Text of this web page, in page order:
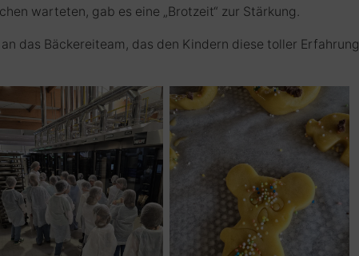
warteten, gab es eine „Brotzeit“ zur Stärkung.
das Bäckereiteam, das den Kindern diese toller Erfahrung